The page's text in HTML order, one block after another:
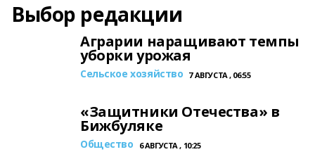
Выбор редакции
Аграрии наращивают темпы
уборки урожая
Сельское хозяйство 7 АВГУСТА , 06:55
«Защитники Отечества» в
Бижбуляке
Общество 6 АВГУСТА , 10:25